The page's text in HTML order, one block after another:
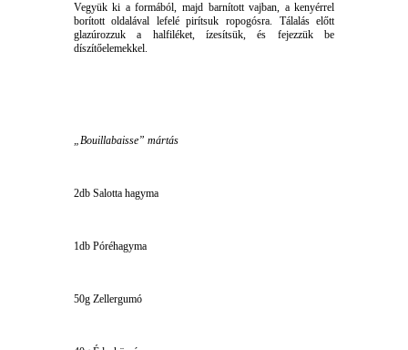
Vegyük ki a formából, majd barnított vajban, a kenyérrel
borított oldalával lefelé pirítsuk ropogósra. Tálalás előtt
glazúrozzuk a halfiléket, ízesítsük, és fejezzük be
díszítőelemekkel.
„Bouillabaisse” mártás
2db Salotta hagyma
1db Póréhagyma
50g Zellergumó